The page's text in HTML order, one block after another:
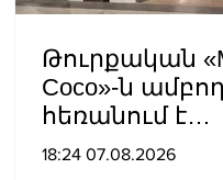
Թուրքական
Coco»-ն
հեռանում է
18:24 07.08.2026